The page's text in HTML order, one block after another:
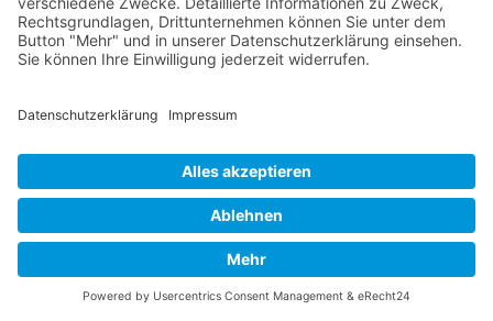
Beginn einer jeden Inhouse-Schulung wird der
individuelle Bedarf jedes einzelnen Teilnehmers
erfragt. Themen, die für keinen Teilnehmer relevant
sind, werden nicht behandelt oder nur kurz
2. Qualitäts-Garantie
Durch regelmäßiges Feedback optimieren wir unsere
Schulungen kontinuierlich und garantieren Ihnen ein
Lernerlebnis der Extraklasse.